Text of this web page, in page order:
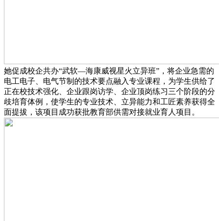
她促成校企共办“武软—海康威视星火立异班”，将企业急需的
电工电子、电气节制的技术要点融入专业课程，为学生供给了
正在校技术强化、企业跟岗访学、企业顶岗练习三个阶段的分
歧培育体例，使学生的专业技术、立异能力和工匠素养获得全
面提拔，该项目成功获批教育部供需对接就业育人项目。